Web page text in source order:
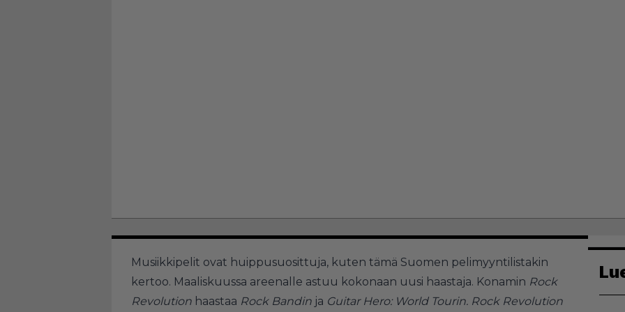
Musiikkipelit ovat huippusuosittuja, kuten tämä Suomen pelimyyntilistakin
kertoo. Maaliskuussa areenalle astuu kokonaan uusi haastaja. Konamin Rock
Revolution haastaa Rock Bandin ja Guitar Hero: World Tourin. Rock Revolution